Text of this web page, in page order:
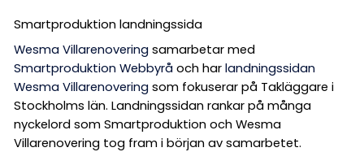
Smartproduktion landningssida
Wesma Villarenoveringsamarbetar med
Smartproduktion Webbyråoch harlandningssidan
Wesma Villarenoveringsom fokuserar på Takläggare i
Stockholms län. Landningssidan rankar på många
nyckelord som Smartproduktion och Wesma
Villarenovering tog fram i början av samarbetet.